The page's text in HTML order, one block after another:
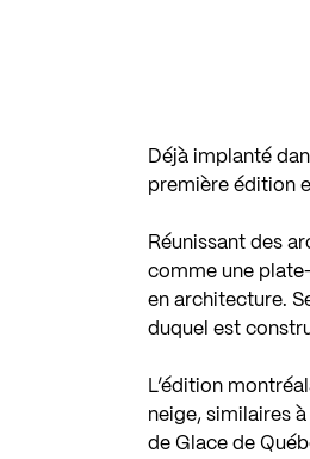
Déjà implanté
première édition
Réunissant des
comme une
en architecture.
duquel est
L’édition
neige, similaires
de Glace de